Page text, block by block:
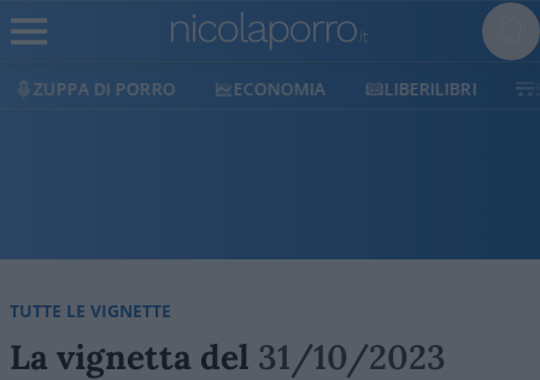
ZUPPA DI PORRO ECONOMIA LIBERILIBRI
TUTTE LE VIGNETTE
La vignetta del 31/10/2023